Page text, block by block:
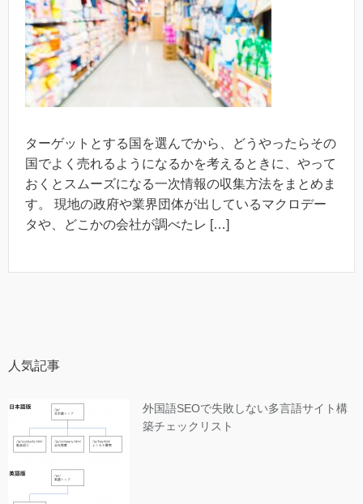
ターゲットとする国を選んでから、どうやったらその
国でよく売れるようになるかを考えるときに、やって
おくとスムーズになる一次情報の収集方法をまとめま
す。 現地の政府や業界団体が出しているマクロデー
タや、どこかの会社が調べたレ […]
人気記事
外国語SEOで失敗しない多言語サイト構
築チェックリスト